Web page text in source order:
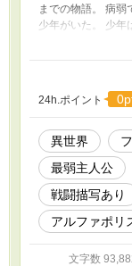
までの物語。 病弱
少年がいた。 少年
そうに生きていた
持っていた。 15
に異世界転生を果
は、前世の病弱さ
そして貧弱だった
歩けば息が上がり
転生しても優しい
にも立たない存在
向かった時【大番
最強。 周りの支え
高の仲間達と英雄
24h.ポイント
異世界
最弱主人公
戦闘描写あり
アルファポリ
文字数